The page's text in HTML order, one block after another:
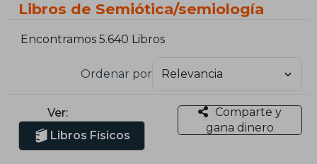
Libros de Semiótica/semiología
Encontramos 5.640 Libros
Ordenar por
Ver:
Libros Físicos
Comparte y
gana dinero